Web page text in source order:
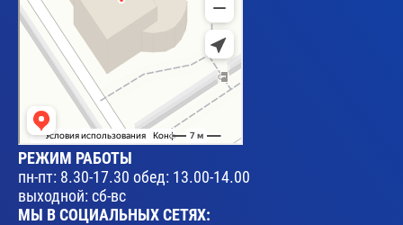
РЕЖИМ РАБОТЫ
пн-пт: 8.30-17.30 обед: 13.00-14.00
выходной: сб-вс
МЫ В СОЦИАЛЬНЫХ СЕТЯХ: